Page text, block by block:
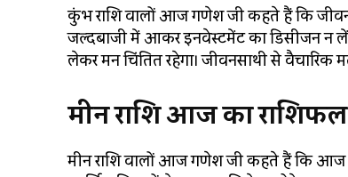
कुंभ राशि वालों आज गणेश जी कहते हैं कि
जल्दबाजी में आकर इनवेस्टमेंट का डिसीजन न लें।
लेकर मन चिंतित रहेगा। जीवनसाथी से
मीन राशि आज का राशिफल
मीन राशि वालों आज गणेश जी कहते हैं कि आज